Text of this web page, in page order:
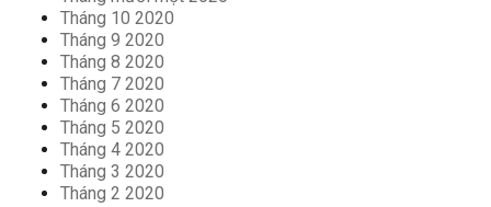
Tháng 10 2020
Tháng 9 2020
Tháng 8 2020
Tháng 7 2020
Tháng 6 2020
Tháng 5 2020
Tháng 4 2020
Tháng 3 2020
Tháng 2 2020